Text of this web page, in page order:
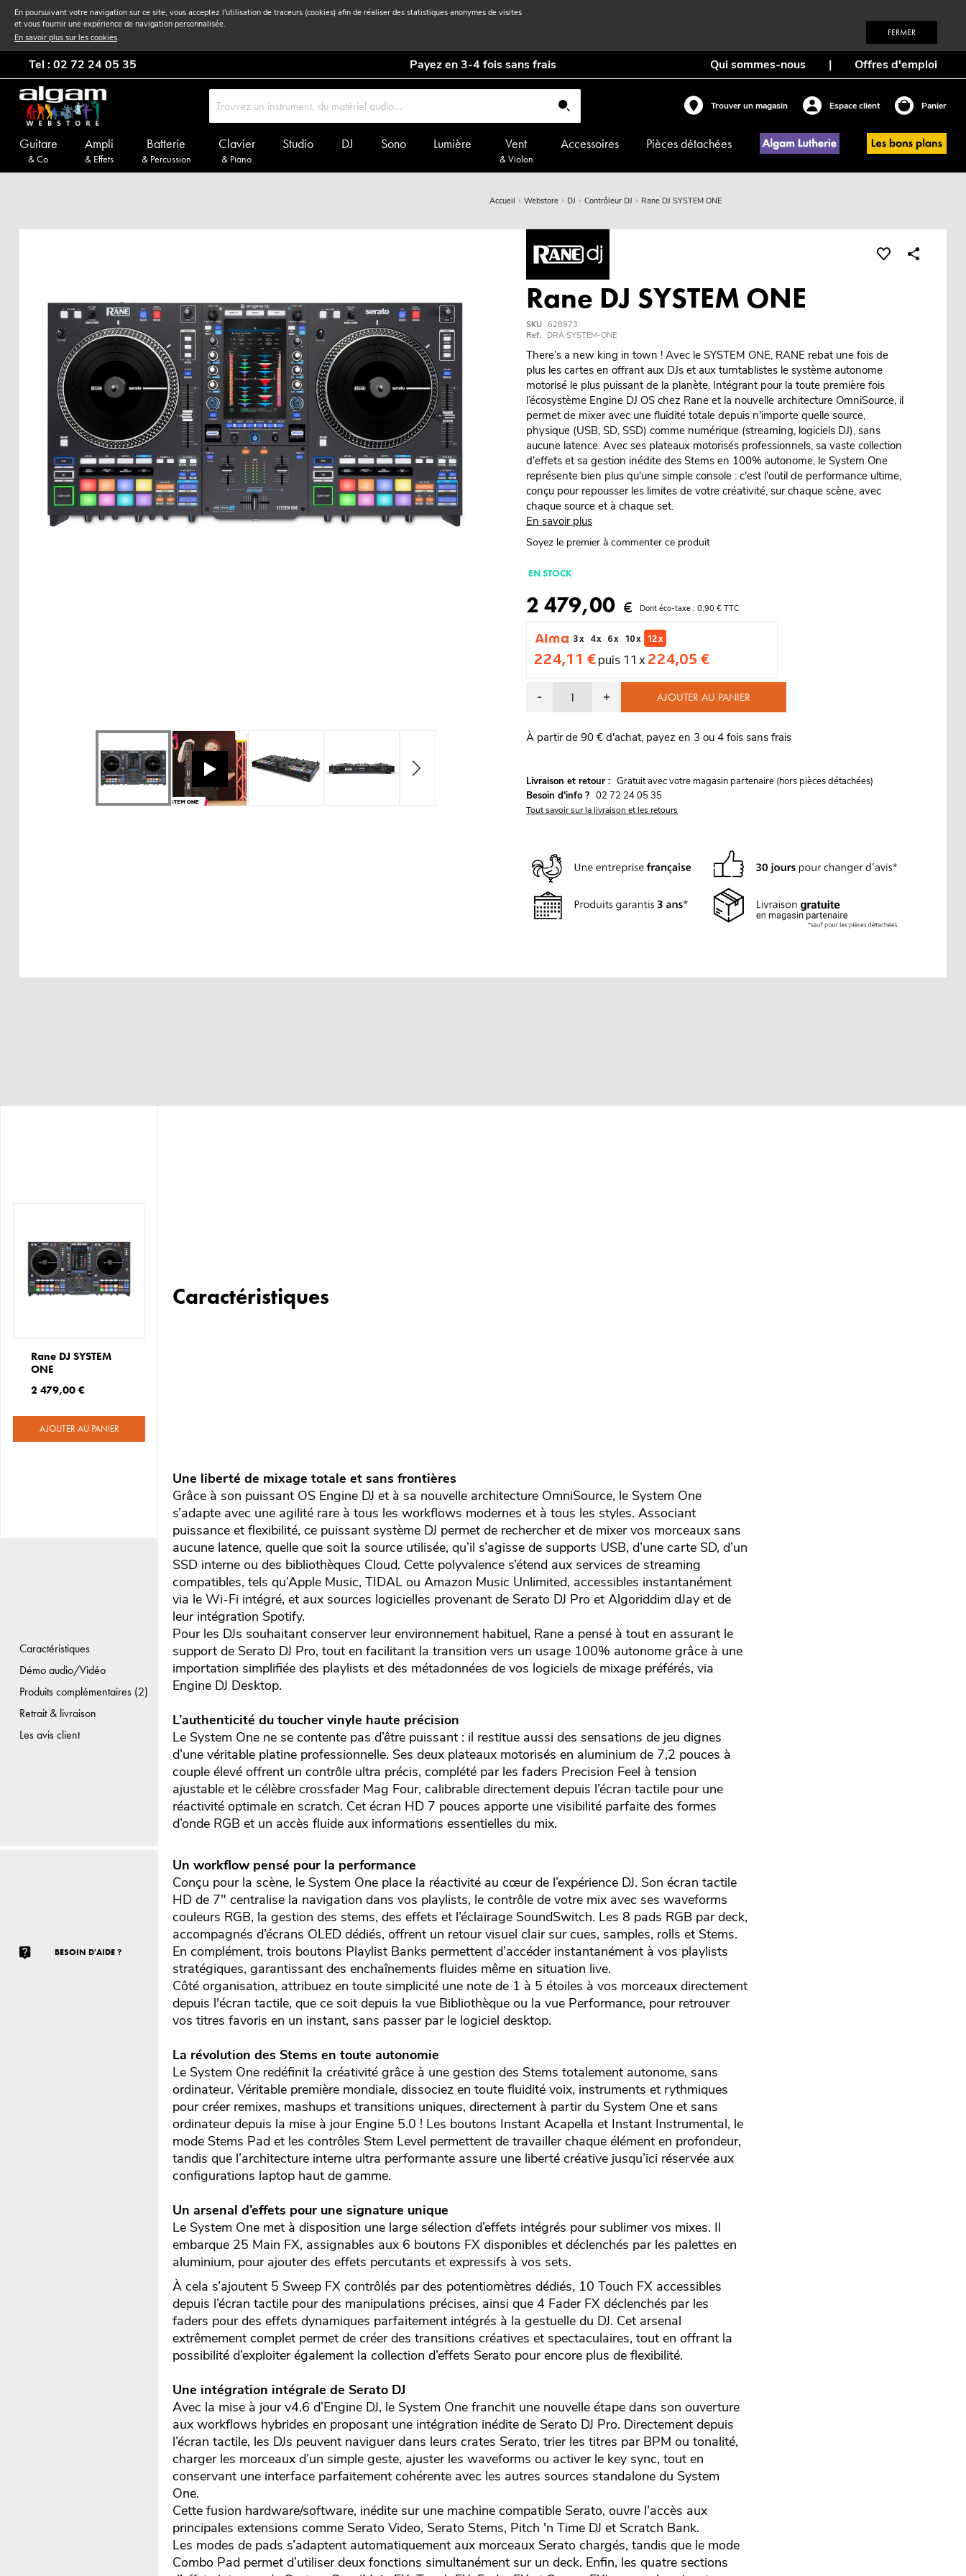
En poursuivant votre navigation sur ce site, vous acceptez l'utilisation de traceurs (cookies) afin de réaliser des statistiques anonymes de visites
et vous fournir une expérience de navigation personnalisée.
En savoir plus sur les cookies. FERMER
Tel : 02 72 24 05 35 Payez en 3-4 fois sans frais Qui sommes-nous | Offres d'emploi
Trouver un magasin Espace client Panier
Guitare
& Co
Ampli
& Effets
Batterie
& Percussion
Clavier
& Piano
Studio DJ Sono Lumière Vent
& Violon
Accessoires Pièces détachées
Accueil Webstore DJ Contrôleur DJ Rane DJ SYSTEM ONE
Rane DJ SYSTEM ONE
SKU 628973
Ref.
DRA SYSTEM-ONE
There’s a new king in town ! Avec le SYSTEM ONE, RANE rebat une fois de
plus les cartes en offrant aux DJs et aux turntablistes le système autonome
motorisé le plus puissant de la planète. Intégrant pour la toute première fois
l’écosystème Engine DJ OS chez Rane et la nouvelle architecture OmniSource, il
permet de mixer avec une fluidité totale depuis n'importe quelle source,
physique (USB, SD, SSD) comme numérique (streaming, logiciels DJ), sans
aucune latence. Avec ses plateaux motorisés professionnels, sa vaste collection
d'effets et sa gestion inédite des Stems en 100% autonome, le System One
représente bien plus qu'une simple console : c'est l'outil de performance ultime,
conçu pour repousser les limites de votre créativité, sur chaque scène, avec
chaque source et à chaque set.
En savoir plus
Soyez le premier à commenter ce produit
EN STOCK
2 479,00 € Dont éco-taxe : 0,90 € TTC
3 x 4 x 6 x 10 x 12 x
224,11 €puis 11 x 224,05 €
- + AJOUTER AU PANIER
À partir de 90 € d'achat, payez en 3 ou 4 fois sans frais
Livraison et retour : Gratuit avec votre magasin partenaire (hors pièces détachées)
Besoin d'info ? 02 72 24 05 35
Tout savoir sur la livraison et les retours
Rane DJ SYSTEM
ONE
2 479,00 €
AJOUTER AU PANIER
Caractéristiques
Démo audio/Vidéo
Produits complémentaires (2)
Retrait & livraison
Les avis client
BESOIN D'AIDE ?
Caractéristiques
Une liberté de mixage totale et sans frontières
Grâce à son puissant OS Engine DJ et à sa nouvelle architecture OmniSource, le System One
s’adapte avec une agilité rare à tous les workflows modernes et à tous les styles. Associant
puissance et flexibilité, ce puissant système DJ permet de rechercher et de mixer vos morceaux sans
aucune latence, quelle que soit la source utilisée, qu’il s’agisse de supports USB, d’une carte SD, d’un
SSD interne ou des bibliothèques Cloud. Cette polyvalence s’étend aux services de streaming
compatibles, tels qu’Apple Music, TIDAL ou Amazon Music Unlimited, accessibles instantanément
via le Wi-Fi intégré, et aux sources logicielles provenant de Serato DJ Pro et Algoriddim dJay et de
leur intégration Spotify.
Pour les DJs souhaitant conserver leur environnement habituel, Rane a pensé à tout en assurant le
support de Serato DJ Pro, tout en facilitant la transition vers un usage 100% autonome grâce à une
importation simplifiée des playlists et des métadonnées de vos logiciels de mixage préférés, via
Engine DJ Desktop.
L’authenticité du toucher vinyle haute précision
Le System One ne se contente pas d’être puissant : il restitue aussi des sensations de jeu dignes
d’une véritable platine professionnelle. Ses deux plateaux motorisés en aluminium de 7,2 pouces à
couple élevé offrent un contrôle ultra précis, complété par les faders Precision Feel à tension
ajustable et le célèbre crossfader Mag Four, calibrable directement depuis l’écran tactile pour une
réactivité optimale en scratch. Cet écran HD 7 pouces apporte une visibilité parfaite des formes
d’onde RGB et un accès fluide aux informations essentielles du mix.
Un workflow pensé pour la performance
Conçu pour la scène, le System One place la réactivité au cœur de l’expérience DJ. Son écran tactile
HD de 7" centralise la navigation dans vos playlists, le contrôle de votre mix avec ses waveforms
couleurs RGB, la gestion des stems, des effets et l’éclairage SoundSwitch. Les 8 pads RGB par deck,
accompagnés d’écrans OLED dédiés, offrent un retour visuel clair sur cues, samples, rolls et Stems.
En complément, trois boutons Playlist Banks permettent d’accéder instantanément à vos playlists
stratégiques, garantissant des enchaînements fluides même en situation live.
Côté organisation, attribuez en toute simplicité une note de 1 à 5 étoiles à vos morceaux directement
depuis l'écran tactile, que ce soit depuis la vue Bibliothèque ou la vue Performance, pour retrouver
vos titres favoris en un instant, sans passer par le logiciel desktop.
La révolution des Stems en toute autonomie
Le System One redéfinit la créativité grâce à une gestion des Stems totalement autonome, sans
ordinateur. Véritable première mondiale, dissociez en toute fluidité voix, instruments et rythmiques
pour créer remixes, mashups et transitions uniques, directement à partir du System One et sans
ordinateur depuis la mise à jour Engine 5.0 ! Les boutons Instant Acapella et Instant Instrumental, le
mode Stems Pad et les contrôles Stem Level permettent de travailler chaque élément en profondeur,
tandis que l’architecture interne ultra performante assure une liberté créative jusqu’ici réservée aux
configurations laptop haut de gamme.
Un arsenal d’effets pour une signature unique
Le System One met à disposition une large sélection d’effets intégrés pour sublimer vos mixes. Il
embarque 25 Main FX, assignables aux 6 boutons FX disponibles et déclenchés par les palettes en
aluminium, pour ajouter des effets percutants et expressifs à vos sets.
À cela s’ajoutent 5 Sweep FX contrôlés par des potentiomètres dédiés, 10 Touch FX accessibles
depuis l’écran tactile pour des manipulations précises, ainsi que 4 Fader FX déclenchés par les
faders pour des effets dynamiques parfaitement intégrés à la gestuelle du DJ. Cet arsenal
extrêmement complet permet de créer des transitions créatives et spectaculaires, tout en offrant la
possibilité d’exploiter également la collection d’effets Serato pour encore plus de flexibilité.
Une intégration intégrale de Serato DJ
Avec la mise à jour v4.6 d’Engine DJ, le System One franchit une nouvelle étape dans son ouverture
aux workflows hybrides en proposant une intégration inédite de Serato DJ Pro. Directement depuis
l’écran tactile, les DJs peuvent naviguer dans leurs crates Serato, trier les titres par BPM ou tonalité,
charger les morceaux d’un simple geste, ajuster les waveforms ou activer le key sync, tout en
conservant une interface parfaitement cohérente avec les autres sources standalone du System
One.
Cette fusion hardware/software, inédite sur une machine compatible Serato, ouvre l’accès aux
principales extensions comme Serato Video, Serato Stems, Pitch 'n Time DJ et Scratch Bank.
Les modes de pads s’adaptent automatiquement aux morceaux Serato chargés, tandis que le mode
Combo Pad permet d’utiliser deux fonctions simultanément sur un deck. Enfin, les quatre sections